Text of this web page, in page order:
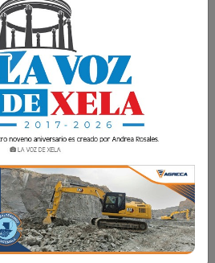
Guatemala aún sigue siendo
corruptos de América
corrupto es el
real de millones de